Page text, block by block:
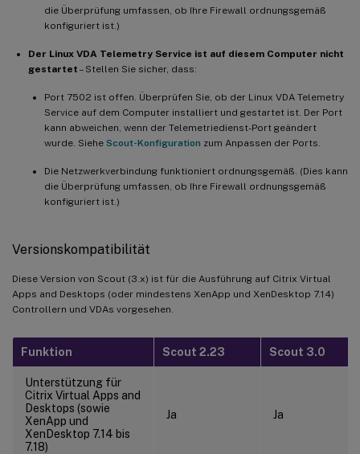
die Überprüfung umfassen, ob Ihre Firewall ordnungsgemäß
konfiguriert ist.)
Der Linux VDA Telemetry Service ist auf diesem Computer nicht
gestartet– Stellen Sie sicher, dass:
Port 7502 ist offen. Überprüfen Sie, ob der Linux VDA Telemetry
Service auf dem Computer installiert und gestartet ist. Der Port
kann abweichen, wenn der Telemetriedienst-Port geändert
wurde. Siehe Scout-Konfiguration zum Anpassen der Ports.
Die Netzwerkverbindung funktioniert ordnungsgemäß. (Dies kann
die Überprüfung umfassen, ob Ihre Firewall ordnungsgemäß
konfiguriert ist.)
Versionskompatibilität
Diese Version von Scout (3.x) ist für die Ausführung auf Citrix Virtual
Apps and Desktops (oder mindestens XenApp und XenDesktop 7.14)
Controllern und VDAs vorgesehen.
Funktion Scout 2.23 Scout 3.0
Unterstützung für
Citrix Virtual Apps and
Desktops (sowie
XenApp und
XenDesktop 7.14 bis
7.18)
Ja Ja